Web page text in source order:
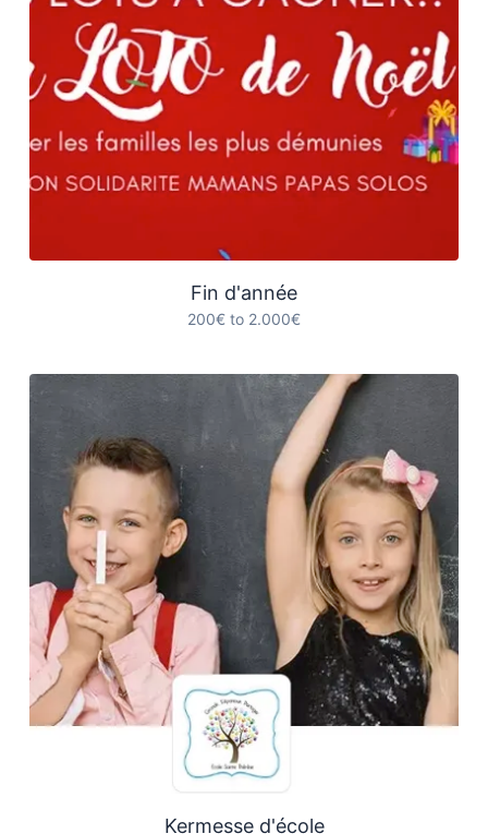
Fin d'année
200€ to 2.000€
Kermesse d'école